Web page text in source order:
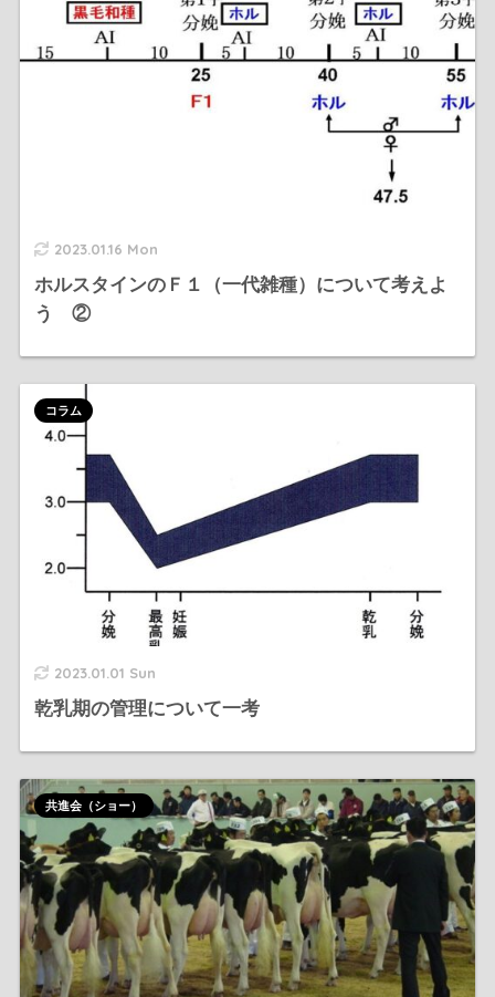
2023.01.16 Mon
ホルスタインのＦ１（一代雑種）について考えよ
う ②
2023.01.01 Sun
乾乳期の管理について一考
コラム
共進会（ショー）